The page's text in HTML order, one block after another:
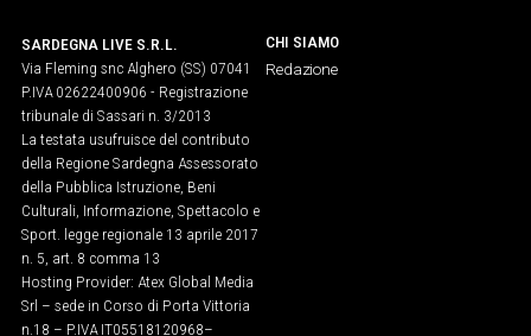
VIDEO
Vai
UNISCITI
AL CANALE
WHATSAPP
SARDEGNA LIVE S.R.L.
Via Fleming snc Alghero (SS) 07041
P.IVA 02622400906 - Registrazione
tribunale di Sassari n. 3/2013
La testata usufruisce del contributo
della Regione Sardegna Assessorato
della Pubblica Istruzione, Beni
Culturali, Informazione, Spettacolo e
Sport. legge regionale 13 aprile 2017
n. 5, art. 8 comma 13
Hosting Provider: Atex Global Media
Srl – sede in Corso di Porta Vittoria
n.18 – P.IVA IT05518120968​–
CHI SIAMO
Redazione